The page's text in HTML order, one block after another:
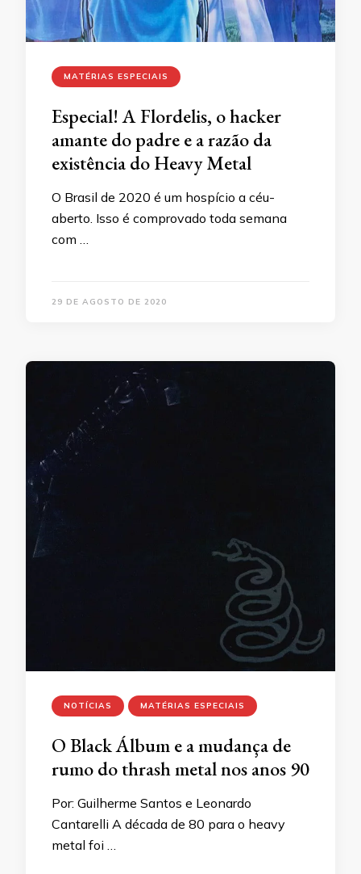
MATÉRIAS ESPECIAIS
Especial! A Flordelis, o hacker
amante do padre e a razão da
existência do Heavy Metal
O Brasil de 2020 é um hospício a céu-
aberto. Isso é comprovado toda semana
com …
29 DE AGOSTO DE 2020
NOTÍCIAS MATÉRIAS ESPECIAIS
O Black Álbum e a mudança de
rumo do thrash metal nos anos 90
Por: Guilherme Santos e Leonardo
Cantarelli A década de 80 para o heavy
metal foi …